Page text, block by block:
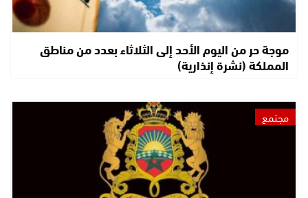
موجة حر من اليوم الأحد إلى الثلاثاء بعدد من مناطق
المملكة (نشرة إنذارية)
مجتمع